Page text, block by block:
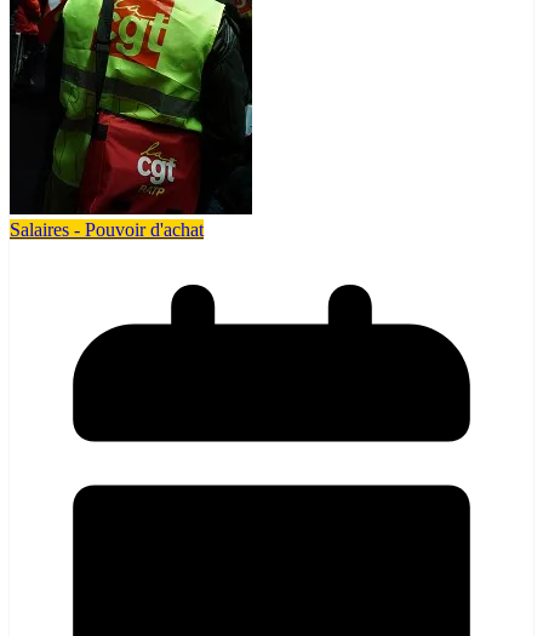
Salaires - Pouvoir d'achat